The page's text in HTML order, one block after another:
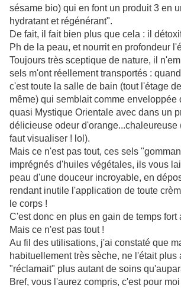
sésame bio) qui en font un produit 3 en
hydratant et régénérant".
De fait, il fait bien plus que cela : il
Ph de la peau, et nourrit en profondeur
Toujours très sceptique de nature, il
sels m'ont réellement transportés :
c'est toute la salle de bain (tout l'étage
même) qui semblait comme enveloppée
quasi Mystique Orientale avec dans un
délicieuse odeur d'orange...chaleureuse
faut visualiser ! lol).
Mais ce n'est pas tout, ces sels
imprégnés d'huiles végétales, ils vous
peau d'une douceur incroyable, en
rendant inutile l'application de toute
le corps !
C'est donc en plus en gain de temps fort
Mais ce n'est pas tout !
Au fil des utilisations, j'ai constaté que
habituellement très sèche, ne l'était plus
"réclamait" plus autant de soins
Bref, vous l'aurez compris, c'est pour moi